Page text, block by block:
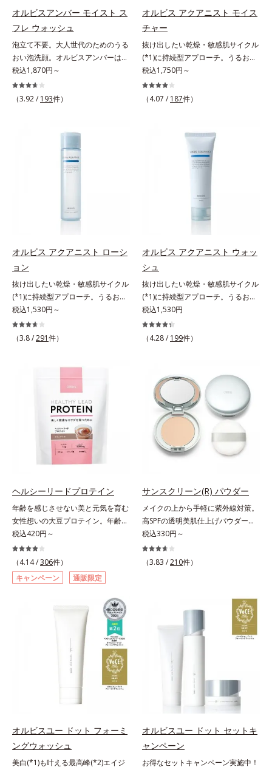
のニオイや角質が気になる部位に、
週2～3回を目安にお使いいただけ
る、スペシャルボディケアアイテム
です。落ち着きと深みを感じさせ
る、ウッディの香り。*1 ニオイの
元となる汚れ *2 古い角質 *3 レ
ッドクレイ（イライト、カオリン）
配合＝古い角質をからめとる洗浄成
ナイト配合＝洗浄成分
イ酸、ジメチコン配合＝汗や水、皮
脂をはじき、メイクくずれを防ぐ成
分*2 オリーブ葉エキス、ゴレンシ
葉エキス、加水分解ヒアルロン酸、
異性化糖配合＝保湿成分【ご使用方
法】2層タイプなので、必ず容器を
よく振ってからお使いください。メ
イクの仕上げに、顔から20cm程度
シュが目安）ミストを塗布後、肌に
触れずに乾くまでそのままお待ちく
オルビスアンバー モイスト ス
フレ ウォッシュ
泡立て不要。大人世代のためのうる
おい泡洗顔。オルビスアンバーは、
いつも⾃然体で美しくありたいと願
う⼤⼈世代に寄り添うブランドで
す。年齢印象研究に基づいた肌サイ
軽なお手入れで賢いケアを。ライフ
スタイルになじむ、若々しい印象(*)
作りのサポートをします。* 肌にハ
リを与え若々しい印象
税込1,870円～
（3.92 / 193件）
オルビス アクアニスト モイス
チャー
抜け出したい乾燥・敏感肌サイクル
(*1)に持続型アプローチ。うるおい
を追求した敏感肌用保湿スキンケア
(*2)。うるおいを逃し、刺激を受け
やすい角層の“乾燥敏感スランプ
望の敏感肌用保湿スキンケアライン
「オルビス アクアニスト」。乾燥
敏感スランプの原因にアプローチす
る持続型トリプルアミノ酸(*4)を配
異物として排出されにくく、肌にと
どまってうるおいを蓄えてくれま
す。刺激を受けやすくなった角層を
うるおいで満たし、脱・敏感肌を目
指します。無油分・無着色・無香
不使用(*5)・パラベンフリー、6つ
のフリー処方で徹底的に肌に寄り添
います。*1 乾燥と敏感をくり返す
こと*2 敏感肌対象連用テスト済
（すべての方のお肌に合うというこ
とではありません）*3 乾燥して敏
＝乾燥を防ぎ、うるおいに満ちた肌
へ導く保湿成分、植物由来アミノ酸
（エルゴチオネイン）配合＝肌を整
え、すこやかに保つ保湿成分、微生
物由来アミノ酸（エクトイン）配合
＝乱れた角層にうるおいを与え、肌
荒れを防ぐ保湿成分*5 ウォッシュ
高保湿タイプ（普通肌～超乾性肌）
税込1,750円～
（4.07 / 187件）
オルビス アクアニスト ローシ
ョン
抜け出したい乾燥・敏感肌サイクル
(*1)に持続型アプローチ。うるおい
を追求した敏感肌用保湿スキンケア
(*2)。うるおいを逃し、刺激を受け
やすい角層の“乾燥敏感スランプ
「オルビス アクアニスト」。乾燥
敏感スランプの原因にアプローチす
る持続型トリプルアミノ酸(*4)を配
合。もともと体内にあるアミノ酸は
異物として排出されにくく、肌にと
どまってうるおいを蓄えてくれま
す。刺激を受けやすくなった角層を
指します。無油分・無着色・無香
不使用(*5)・パラベンフリー、6つ
のフリー処方で徹底的に肌に寄り添
います。*1 乾燥と敏感をくり返す
こと*2 敏感肌対象連用テスト済
（すべての方のお肌に合うというこ
とではありません）*3 乾燥して敏
アミノ酸（ポリグルタミン酸）配合
＝乾燥を防ぎ、うるおいに満ちた肌
へ導く保湿成分、植物由来アミノ酸
（エルゴチオネイン）配合＝肌を整
え、すこやかに保つ保湿成分、微生
物由来アミノ酸（エクトイン）配合
＝乱れた角層にうるおいを与え、肌
荒れを防ぐ保湿成分*5 ウォッシュ
を除くLM＝さっぱり高保湿タイプ
高保湿タイプ（普通肌～超乾性肌）
税込1,530円～
（3.8 /291件）
オルビス アクアニスト ウォッ
シュ
抜け出したい乾燥・敏感肌サイクル
(*1)に持続型アプローチ。うるおい
を追求した敏感肌用保湿スキンケア
(*2)。うるおいを逃し、刺激を受け
やすい角層の“乾燥敏感スランプ
望の敏感肌用保湿スキンケアライン
「オルビス アクアニスト」。乾燥
敏感スランプの原因にアプローチす
る持続型トリプルアミノ酸(*4)を配
合。もともと体内にあるアミノ酸は
異物として排出されにくく、肌にと
どまってうるおいを蓄えてくれま
指します。無油分・無着色・無香
リーで、徹底的に肌に寄り添いま
す。*1 乾燥と敏感をくり返すこと
*2 敏感肌対象連用テスト済（すべ
ての方のお肌に合うということでは
ありません）*3 乾燥して敏感に感
を防ぎ、うるおいに満ちた肌へ導く
保湿成分、植物由来アミノ酸（エル
ゴチオネイン）配合＝肌を整え、す
こやかに保つ保湿成分、微生物由来
た角層にうるおいを与え、肌荒れを
防ぐ保湿成分
税込1,530円
（4.28 / 199件）
ヘルシーリードプロテイン
年齢を感じさせない美と元気を育む
女性想いの大豆プロテイン。年齢を
感じさせない美と元気を育む、女性
想いの大豆プロテインです。1杯で
不足しがちなたんぱく質を補えま
す。大人女性の食習慣に基づき質と
量を考え、更年世代の女性に人気の
ある脂質が少ないソイプロテイン
（大豆由来の植物性たんぱく質）を
採用しました。吸収が穏やかで、腹
持ちがいいのもポイントです。体を
作る材料であるたんぱく質12g(*1)
をメインに、美を引き出すコラーゲ
ン5,000mgも配合。さらにリズムを
支える鉄分やビタミン6種(*2)、食
美を総合的に支えます。甘さ控えめ
のカフェオレ味、濃厚な抹茶味の2
味展開。プロテイン独特のにおいや
クセが少なく、水に溶けやすいの
税込420円～
（4.14 /306件）
キャンペーン
通販限定
サンスクリーン(R) パウダー
メイクの上から手軽に紫外線対策。
高SPFの透明美肌仕上げパウダー。
メイクの上から手を汚さずに紫外線
対策ができるUVカットパウダーで
す。“素肌のようななめらかな軽
ストタイプ。外出先でも、メイクの
上からササッとUVカットとお直し
が同時にできるお役立ちアイテムで
す。毛穴や色ムラをカバーしながら
秘密は「スムースヴェールパウダー
(*1)」にあります。7種の球状粉体
(*2)が凹凸を埋めて、肌に薄いヴェ
ールをかけるようにカバー。さらに
板状粉体が光を反射して、すっぴん
肌のようなナチュラルなツヤ感を演
出します。また、皮脂を吸着する
「あぶらとりパウダー(*3)」を配合
し、くずれ＆テカリを防いでサラサ
税込330円～
（3.83 /210件）
オルビスユー ドット フォーミ
ングウォッシュ
美白(*1)も叶える最高峰(*2)エイジ
オルビスユー ドット セットキ
ャンペーン
お得なセットキャンペーン実施中！